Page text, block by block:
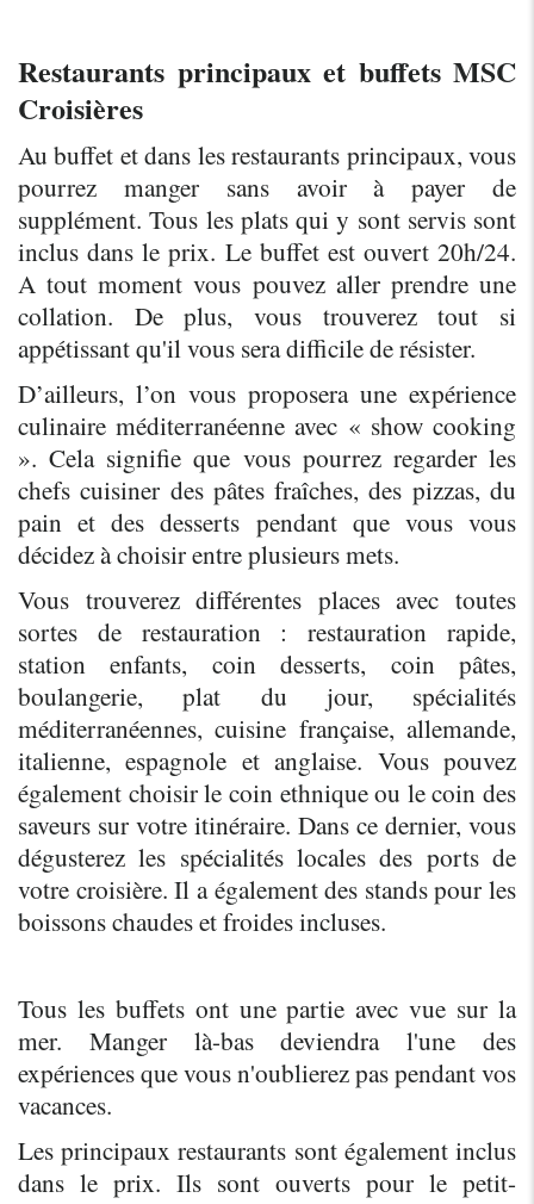
Restaurants principaux et buffets MSC
Croisières
Au buffet et dans les restaurants principaux, vous
pourrez manger sans avoir à payer de
supplément. Tous les plats qui y sont servis sont
inclus dans le prix. Le buffet est ouvert 20h/24.
A tout moment vous pouvez aller prendre une
collation. De plus, vous trouverez tout si
appétissant qu'il vous sera difficile de résister.
D’ailleurs, l’on vous proposera une expérience
culinaire méditerranéenne avec « show cooking
». Cela signifie que vous pourrez regarder les
chefs cuisiner des pâtes fraîches, des pizzas, du
pain et des desserts pendant que vous vous
décidez à choisir entre plusieurs mets.
Vous trouverez différentes places avec toutes
sortes de restauration : restauration rapide,
station enfants, coin desserts, coin pâtes,
boulangerie, plat du jour, spécialités
méditerranéennes, cuisine française, allemande,
italienne, espagnole et anglaise. Vous pouvez
également choisir le coin ethnique ou le coin des
saveurs sur votre itinéraire. Dans ce dernier, vous
dégusterez les spécialités locales des ports de
votre croisière. Il a également des stands pour les
boissons chaudes et froides incluses.
Tous les buffets ont une partie avec vue sur la
mer. Manger là-bas deviendra l'une des
expériences que vous n'oublierez pas pendant vos
vacances.
Les principaux restaurants sont également inclus
dans le prix. Ils sont ouverts pour le petit-